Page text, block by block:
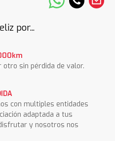
por...
otro sin pérdida de valor.
con multiples entidades
adaptada a tus
y nosotros nos